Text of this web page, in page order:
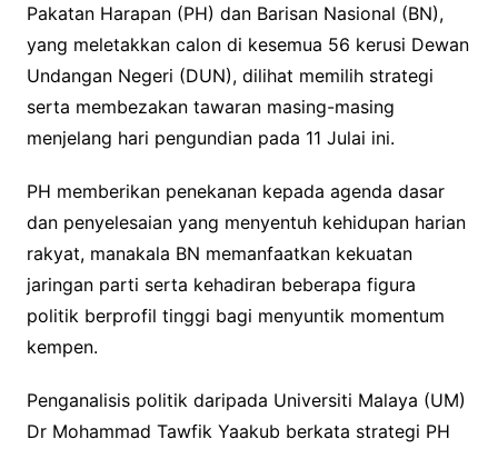
Pakatan Harapan (PH) dan Barisan Nasional (BN),
yang meletakkan calon di kesemua 56 kerusi Dewan
Undangan Negeri (DUN), dilihat memilih strategi
serta membezakan tawaran masing-masing
menjelang hari pengundian pada 11 Julai ini.
PH memberikan penekanan kepada agenda dasar
dan penyelesaian yang menyentuh kehidupan harian
rakyat, manakala BN memanfaatkan kekuatan
jaringan parti serta kehadiran beberapa figura
politik berprofil tinggi bagi menyuntik momentum
kempen.
Penganalisis politik daripada Universiti Malaya (UM)
Dr Mohammad Tawfik Yaakub berkata strategi PH